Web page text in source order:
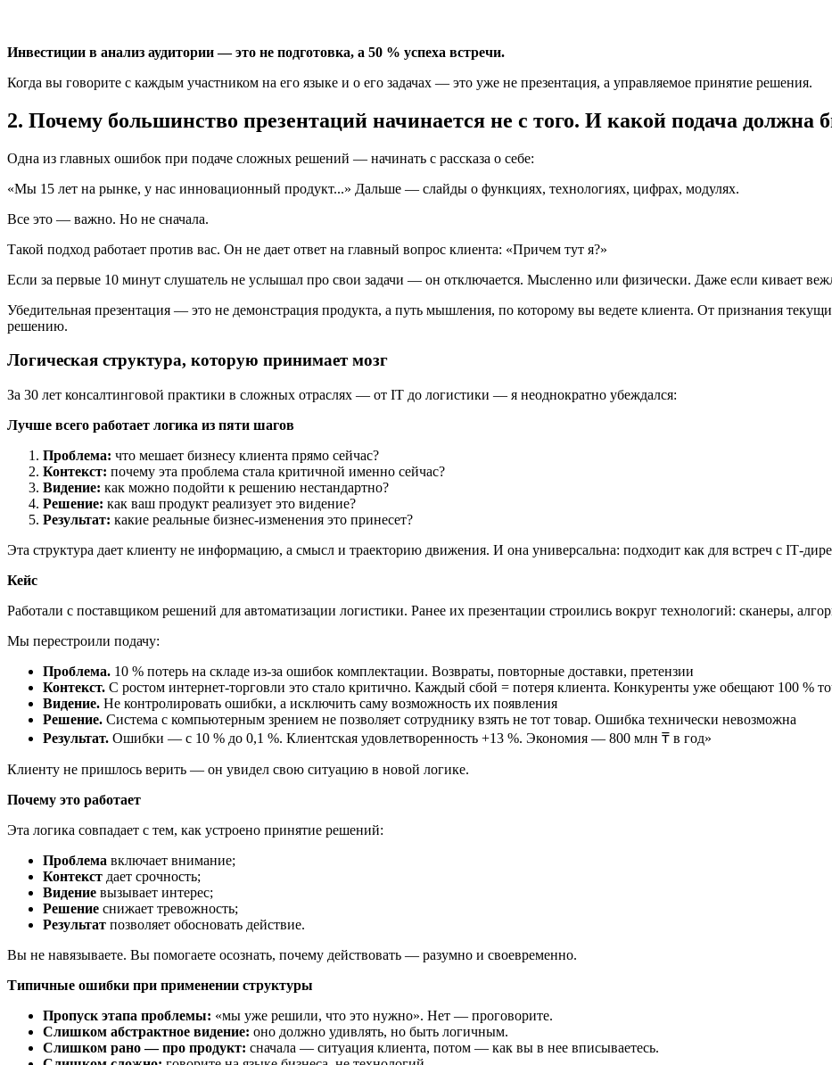
Инвестиции в анализ аудитории — это не подготовка, а 50 % успеха встречи.
Когда вы говорите с каждым участником на его языке и о его задачах — это уже не презентация, а управляемое принятие решения.
2. Почему большинство презентаций начинается не с того. И какой подача должна
Одна из главных ошибок при подаче сложных решений — начинать с рассказа о себе:
«Мы 15 лет на рынке, у нас инновационный продукт...» Дальше — слайды о функциях, технологиях, цифрах, модулях.
Все это — важно. Но не сначала.
Такой подход работает против вас. Он не дает ответ на главный вопрос клиента: «Причем тут я?»
Если за первые 10 минут слушатель не услышал про свои задачи — он отключается. Мысленно или физически. Даже если кивает
Убедительная презентация — это не демонстрация продукта, а путь мышления, по которому вы ведете клиента. От признания
решению.
Логическая структура, которую принимает мозг
За 30 лет консалтинговой практики в сложных отраслях — от IT до логистики — я неоднократно убеждался:
Лучше всего работает логика из пяти шагов
Проблема: что мешает бизнесу клиента прямо сейчас?
Контекст: почему эта проблема стала критичной именно сейчас?
Видение: как можно подойти к решению нестандартно?
Решение: как ваш продукт реализует это видение?
Результат: какие реальные бизнес‑изменения это принесет?
Эта структура дает клиенту не информацию, а смысл и траекторию движения. И она универсальна: подходит как для встреч с
Кейс
Работали с поставщиком решений для автоматизации логистики. Ранее их презентации строились вокруг технологий: сканеры,
Мы перестроили подачу:
Проблема. 10 % потерь на складе из‑за ошибок комплектации. Возвраты, повторные доставки, претензии
Контекст. С ростом интернет‑торговли это стало критично. Каждый сбой = потеря клиента. Конкуренты уже обещают 100 %
Видение. Не контролировать ошибки, а исключить саму возможность их появления
Решение. Система с компьютерным зрением не позволяет сотруднику взять не тот товар. Ошибка технически невозможна
Результат. Ошибки — с 10 % до 0,1 %. Клиентская удовлетворенность +13 %. Экономия — 800 млн ₸ в год»
Клиенту не пришлось верить — он увидел свою ситуацию в новой логике.
Почему это работает
Эта логика совпадает с тем, как устроено принятие решений:
Проблема включает внимание;
Контекст дает срочность;
Видение вызывает интерес;
Решение снижает тревожность;
Результат позволяет обосновать действие.
Вы не навязываете. Вы помогаете осознать, почему действовать — разумно и своевременно.
Типичные ошибки при применении структуры
Пропуск этапа проблемы: «мы уже решили, что это нужно». Нет — проговорите.
Слишком абстрактное видение: оно должно удивлять, но быть логичным.
Слишком рано — про продукт: сначала — ситуация клиента, потом — как вы в нее вписываетесь.